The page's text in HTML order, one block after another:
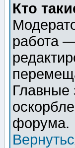
Кто
работа
Главные
форума.